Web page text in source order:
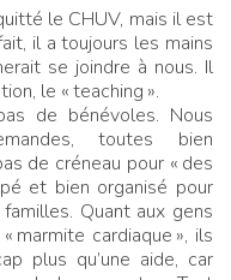
le CHUV, mais il est
il a toujours les mains
se joindre à nous. Il
le «teaching ».
de bénévoles. Nous
toutes bien
de créneau pour « des
et bien organisé pour
Quant aux gens
marmite cardiaque », ils
plus qu’une aide, car